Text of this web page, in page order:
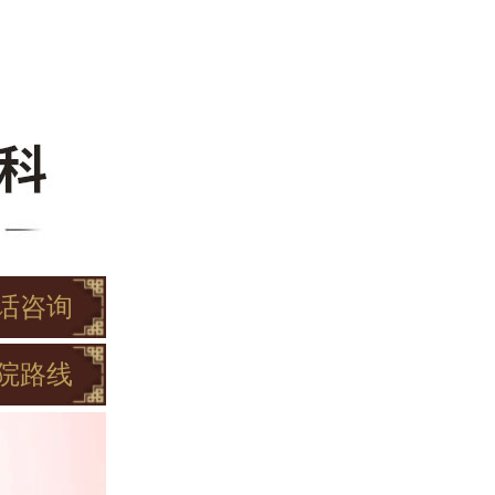
咨询
路线